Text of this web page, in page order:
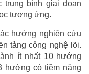
bình giai đoạn
tương ứng.
hướng nghiên cứu
tảng công nghệ lõi.
ít nhất 10 hướng
hướng có tiềm năng